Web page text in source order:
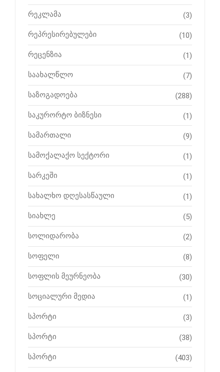
რეკლამა (3)
რეპრესირებულები (10)
რეცენზია (1)
საახალწლო (7)
საზოგადოება (288)
საკურორტო ბიზნესი (1)
სამართალი (9)
სამოქალაქო სექტორი (1)
სარკეში (1)
სახალხო დღესასწაული (1)
სიახლე (5)
სოლიდარობა (2)
სოფელი (8)
სოფლის მეურნეობა (30)
სოციალური მედია (1)
სპორტი (3)
სპორტი (38)
სპორტი (403)